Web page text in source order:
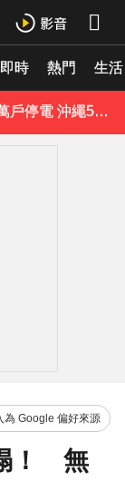
即時 熱門 生活
大
桃園8旬妻遭拐杖猛砸身亡！夫打電話自首 鄰居曝私下近況
白海豚颱風強襲日本！奄美逾3萬戶停電 沖繩5人受傷
為 Google 偏好來源
！ 無